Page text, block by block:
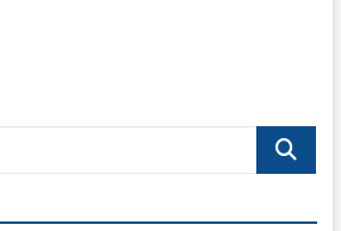
Cerca